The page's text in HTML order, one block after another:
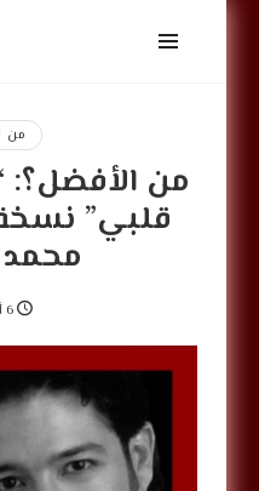
من
من الأفضل؟:
قلبي”
6 أكتوبر, 2023